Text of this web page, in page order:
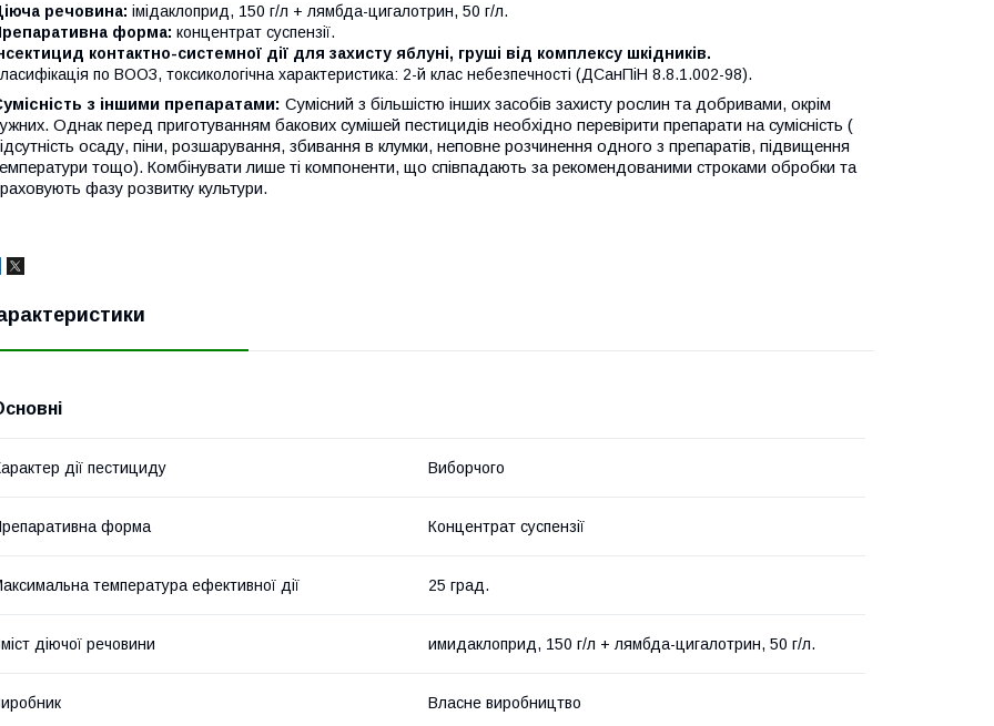
речовина: імідаклоприд, 150 г/л + лямбда-цигалотрин, 50 г/л.
форма: концентрат суспензії.
контактно-системної дії для захисту яблуні, груші від комплексу шкідників.
по ВООЗ, токсикологічна характеристика: 2-й клас небезпечності (ДСанПіН 8.8.1.002-98).
з іншими препаратами: Сумісний з більшістю інших засобів захисту рослин та добривами, окрім
Однак перед приготуванням бакових сумішей пестицидів необхідно перевірити препарати на сумісність (
осаду, піни, розшарування, збивання в клумки, неповне розчинення одного з препаратів, підвищення
тощо). Комбінувати лише ті компоненти, що співпадають за рекомендованими строками обробки та
фазу розвитку культури.
дії пестициду Виборчого
форма Концентрат суспензії
температура ефективної дії 25 град.
діючої речовини имидаклоприд, 150 г/л + лямбда-цигалотрин, 50 г/л.
Власне виробництво